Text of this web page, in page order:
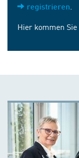
registrieren
Hier kommen Sie